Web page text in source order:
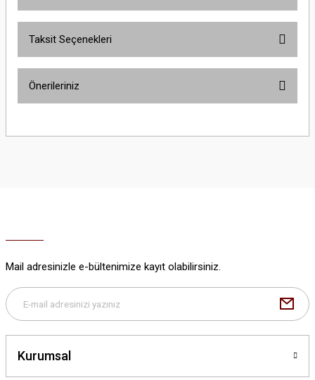
Taksit Seçenekleri
Önerileriniz
yetersiz gördüğünüz noktaları öneri formunu kullanarak tarafımıza
Bu ürüne benzer farklı alternatifler olmalı.
Mail adresinizle e-bültenimize kayıt olabilirsiniz.
Kurumsal